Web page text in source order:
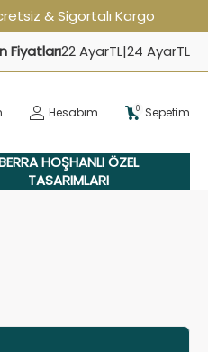
& Sigortalı Kargo
Fiyatları22 AyarTL|24 AyarTL
Hesabım 0 Sepetim
HOŞHANLI ÖZEL
TASARIMLARI